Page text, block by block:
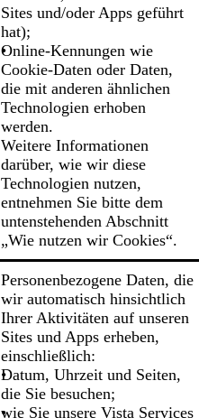
Sites und/oder Apps geführt
hat);
Online-Kennungen wie
Cookie-Daten oder Daten,
die mit anderen ähnlichen
Technologien erhoben
werden.
Weitere Informationen
darüber, wie wir diese
Technologien nutzen,
entnehmen Sie bitte dem
untenstehenden Abschnitt
„Wie nutzen wir Cookies“.
Personenbezogene Daten, die
wir automatisch hinsichtlich
Ihrer Aktivitäten auf unseren
Sites und Apps erheben,
einschließlich:
Datum, Uhrzeit und Seiten,
die Sie besuchen;
wie Sie unsere Vista Services